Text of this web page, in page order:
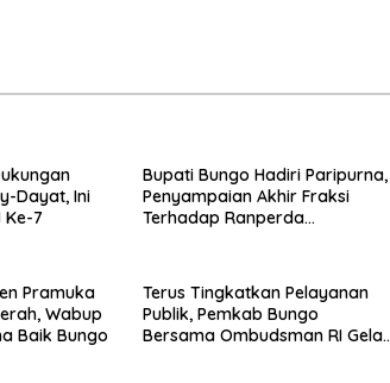
Dayat, Ini
Ke-7
Bupati Bungo Hadiri Paripurna,
Penyampaian Akhir Fraksi
Terhadap Ranperda
Pramuka
Wabup
Baik Bungo
Terus Tingkatkan Pelayanan
Publik, Pemkab Bungo
Bersama Ombudsman RI Gelar